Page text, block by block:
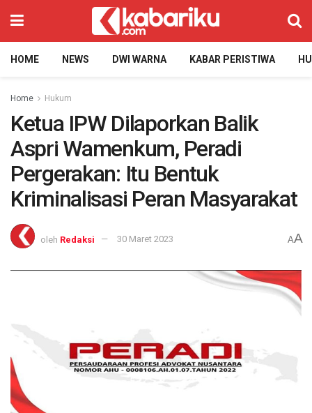
HOME NEWS DWI WARNA KABAR PERISTIWA
Home Hukum
Ketua IPW Dilaporkan Balik
Aspri Wamenkum, Peradi
Pergerakan: Itu Bentuk
Kriminalisasi Peran Masyarakat
oleh Redaksi 30 Maret 2023 AA